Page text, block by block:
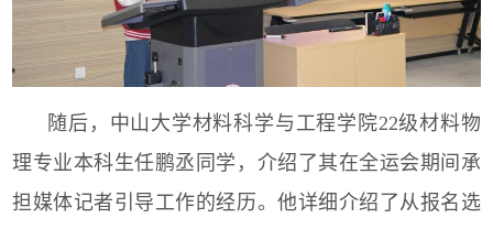
随后，中山大学材料科学与工程学院22级材料物
理专业本科生任鹏丞同学，介绍了其在全运会期间承
担媒体记者引导工作的经历。他详细介绍了从报名选